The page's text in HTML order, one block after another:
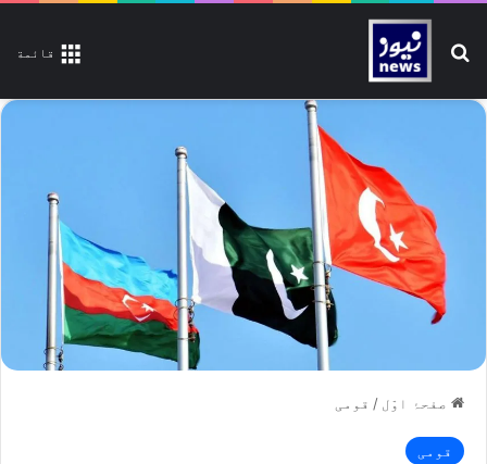
قائمة تلاش کیجیے
صفحۂ اوّل / قومی
قومی